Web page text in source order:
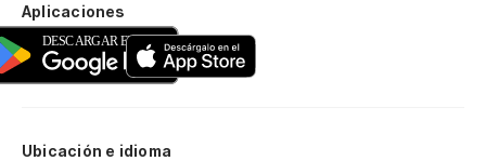
Aplicaciones
Ubicación e idioma